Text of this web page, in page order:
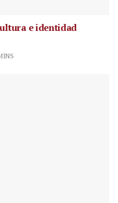
e identidad